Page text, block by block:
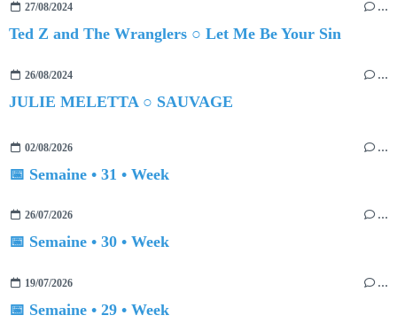
27/08/2024 …
Ted Z and The Wranglers ○ Let Me Be Your Sin
26/08/2024 …
JULIE MELETTA ○ SAUVAGE
02/08/2026 …
📅 Semaine • 31 • Week
26/07/2026 …
📅 Semaine • 30 • Week
19/07/2026 …
📅 Semaine • 29 • Week